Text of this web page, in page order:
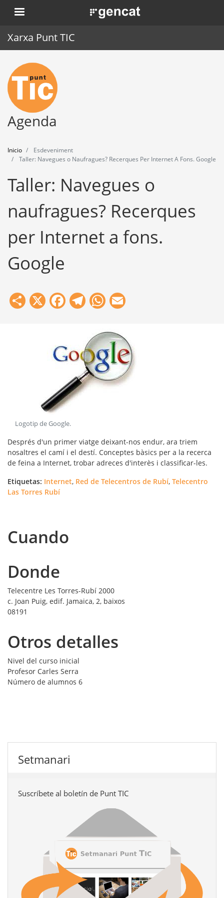
Pasar
al
. Obre en una nova finestra.
Xarxa Punt TIC
Inicio
Punt TIC
Actualidad
Formación
Herramientas
Agenda
Inicio
Esdeveniment
Taller: Navegues o Naufragues? Recerques Per Internet A Fons. Google
Taller: Navegues o
naufragues? Recerques
per Internet a fons.
Google
Share
X Facebook
Telegram
WhatsApp
Logotip de Google.
Després d'un primer viatge deixant-nos endur, ara triem
nosaltres el camí i el destí. Conceptes bàsics per a la recerca
de feina a Internet, trobar adreces d'interès i classificar-les.
Etiquetas: Internet, Red de Telecentros de Rubí, Telecentro
Las Torres Rubí
Cuando
Donde
Telecentre Les Torres-Rubí 2000
c. Joan Puig, edif. Jamaica, 2, baixos
08191
Otros detalles
Nivel del curso inicial
Profesor Carles Serra
Número de alumnos 6
Setmanari
Suscríbete al boletín de Punt TIC